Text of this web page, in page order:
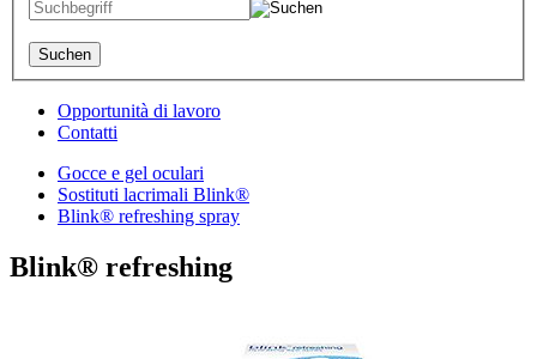
Opportunità di lavoro
Contatti
Gocce e gel oculari
Sostituti lacrimali Blink®
Blink® refreshing spray
Blink® refreshing